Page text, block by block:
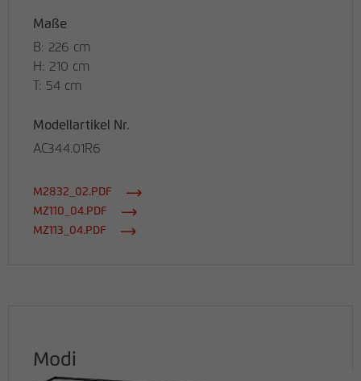
Maße
B: 226 cm
H: 210 cm
T: 54 cm
Modellartikel Nr.
AC344.01R6
M2832_02.PDF
MZ110_04.PDF
MZ113_04.PDF
Modi